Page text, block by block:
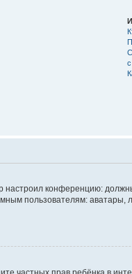
настроил конференцию:
пользователям: аватары,